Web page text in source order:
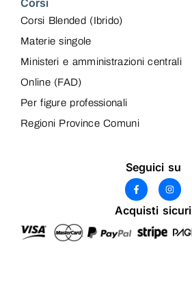
Corsi Blended (Ibrido)
Materie singole
Ministeri e amministrazioni centrali
Online (FAD)
Per figure professionali
Regioni Province Comuni
Seguici su
Acquisti sicuri